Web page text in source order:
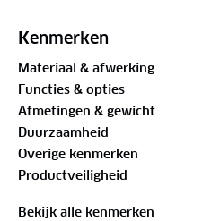
Kenmerken
Materiaal & afwerking
Functies & opties
Afmetingen & gewicht
Duurzaamheid
Overige kenmerken
Productveiligheid
Bekijk alle kenmerken